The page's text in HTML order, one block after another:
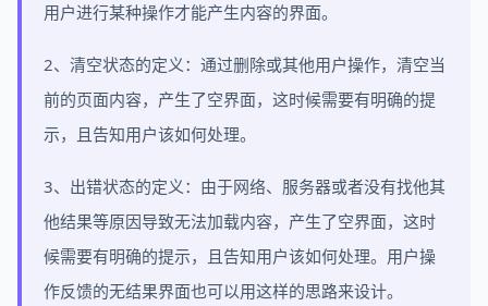
用户进行某种操作才能产生内容的界面。
2、清空状态的定义：通过删除或其他用户操作，清空当
前的页面内容，产生了空界面，这时候需要有明确的提
示，且告知用户该如何处理。
3、出错状态的定义：由于网络、服务器或者没有找他其
他结果等原因导致无法加载内容，产生了空界面，这时
候需要有明确的提示，且告知用户该如何处理。用户操
作反馈的无结果界面也可以用这样的思路来设计。